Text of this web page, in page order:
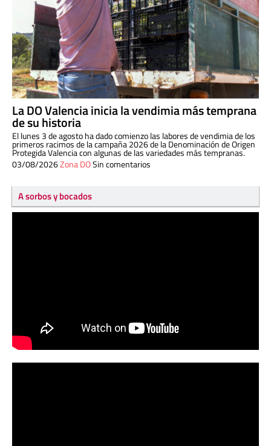
La DO Valencia inicia la vendimia más temprana
de su historia
El lunes 3 de agosto ha dado comienzo las labores de vendimia de los
primeros racimos de la campaña 2026 de la Denominación de Origen
Protegida Valencia con algunas de las variedades más tempranas.
03/08/2026Zona DOSin comentarios
A sorbos y bocados